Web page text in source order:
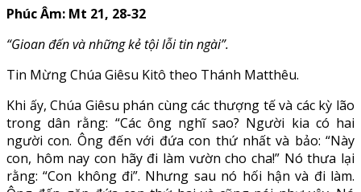
Phúc Âm: Mt 21, 28-32
“Gioan đến và những kẻ tội lỗi tin ngài”.
Tin Mừng Chúa Giêsu Kitô theo Thánh Matthêu.
Khi ấy, Chúa Giêsu phán cùng các thượng tế và các kỳ lão
trong dân rằng: “Các ông nghĩ sao? Người kia có hai
người con. Ông đến với đứa con thứ nhất và bảo: “Này
con, hôm nay con hãy đi làm vườn cho cha!” Nó thưa lại
rằng: “Con không đi”. Nhưng sau nó hối hận và đi làm.